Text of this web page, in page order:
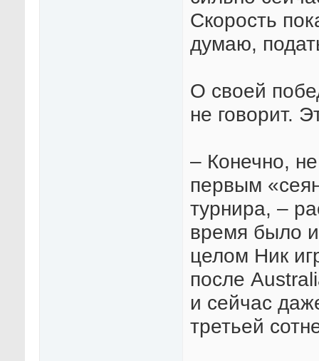
Скорость
думаю,
О своей
не говорит.
– Конечно,
первым
турнира, –
время было
целом Ник
после
и сейчас
третьей